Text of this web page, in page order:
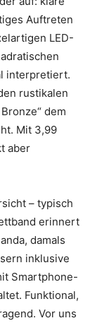
Auftreten
LED-
interpretiert.
rustikalen
dem
Mit 3,99
aber
– typisch
erinnert
damals
inklusive
Smartphone-
Funktional,
Vor uns